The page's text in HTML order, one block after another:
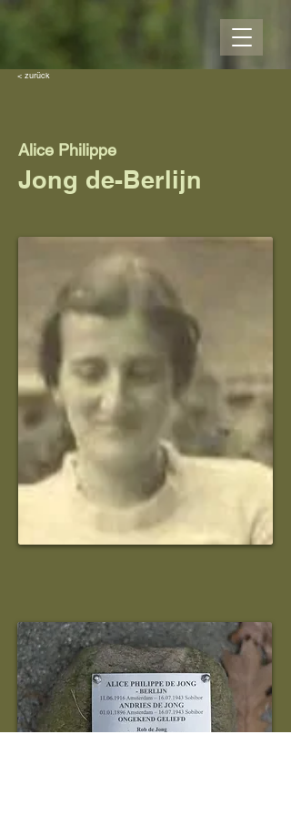
< zurück
Alice Philippe
Jong de-Berlijn